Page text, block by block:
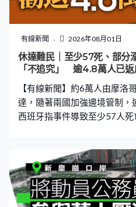
香港專業投資者門檻是800萬
門檻去到300萬元，但能否看
平，讓更多資金過來，也可以
開拓更多「非股票」投資產
家族辦公室十分重視分散風
未來在人民幣國際化會否有
有線新聞 2026年08月01日
休達難民｜至少57死、部
「不追究」 逾4.8萬人已返
【有線新聞】約6萬人由摩洛
達，隨著兩國加強邊境管制，
西班牙指事件導致至少57人死
究。較早前，摩洛哥一方的
邏，又帶走試圖突破邊境閘口
數日多達6萬人由摩洛哥非法
70%，至今大部分人自願返